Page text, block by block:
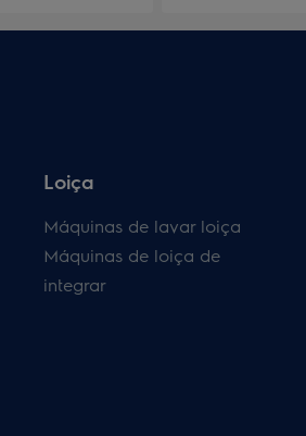
Loiça
Máquinas de lavar loiça
Máquinas de loiça de
integrar